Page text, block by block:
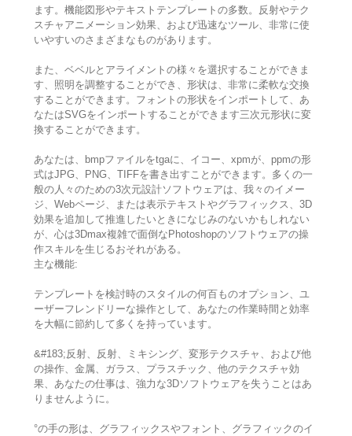
ます。機能図形やテキストテンプレートの多数。反射やテク
スチャアニメーション効果、および迅速なツール、非常に使
いやすいのさまざまなものがあります。
また、ベベルとアライメントの様々を選択することができま
す、照明を調整することができ、形状は、非常に柔軟な交換
することができます。フォントの形状をインポートして、あ
なたはSVGをインポートすることができます三次元形状に変
換することができます。
あなたは、bmpファイルをtgaに、イコー、xpmが、ppmの形
式はJPG、PNG、TIFFを書き出すことができます。多くの一
般の人々のための3次元設計ソフトウェアは、我々のイメー
ジ、Webページ、または表示テキストやグラフィックス、3D
効果を追加して推進したいときになじみのないかもしれない
が、心は3Dmax複雑で面倒なPhotoshopのソフトウェアの操
作スキルを生じるおそれがある。
主な機能:
テンプレートを検討時のスタイルの何百ものオプション、ユ
ーザーフレンドリーな操作として、あなたの作業時間と効率
を大幅に節約して多くを持っています。
&#183;反射、反射、ミキシング、変形テクスチャ、および他
の操作、金属、ガラス、プラスチック、他のテクスチャ効
果、あなたの仕事は、強力な3Dソフトウェアを失うことはあ
りませんように。
°の手の形は、グラフィックスやフォント、グラフィックのイ